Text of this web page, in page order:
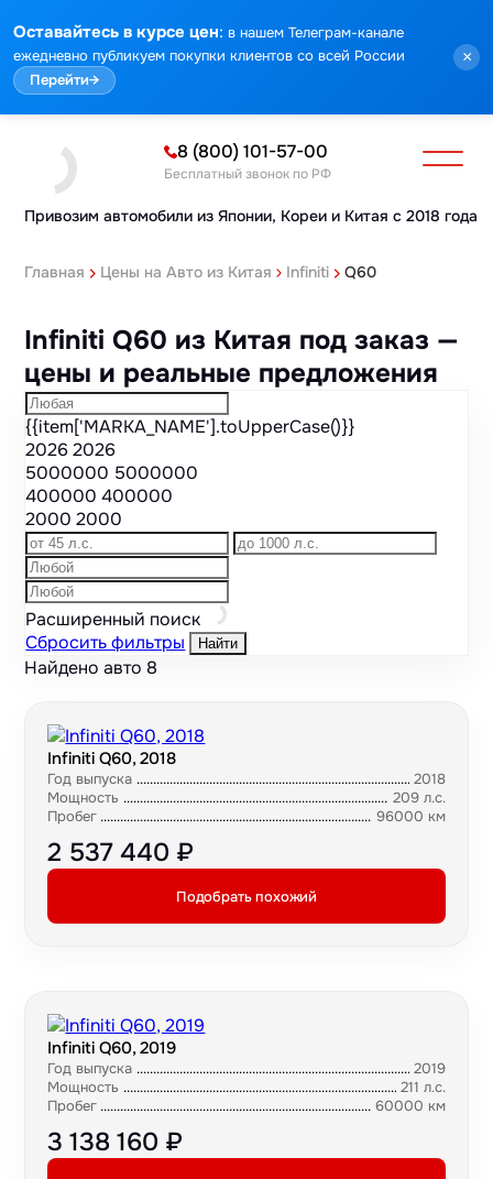
Оставайтесь в курсе цен: в нашем Телеграм-канале
ежедневно публикуем покупки клиентов со всей России
Перейти→
×
Привозим автомобили из Японии, Кореи и Китая с 2018 года
8 (800) 101-57-00
Бесплатный звонок по РФ
Главная Цены на Авто из Китая Infiniti Q60
Infiniti Q60 из Китая под заказ —
цены и реальные предложения
{{item['MARKA_NAME'].toUpperCase()}}
20262026
5000000 5000000
400000400000
20002000
Расширенный поиск
Сбросить фильтры
Найти
Найдено авто 8
Infiniti Q60, 2018
Год выпуска
2018
Мощность
209 л.с.
Пробег
96000 км
2 537 440 ₽
Подобрать похожий
Infiniti Q60, 2019
Год выпуска
2019
Мощность
211 л.с.
Пробег
60000 км
3 138 160 ₽